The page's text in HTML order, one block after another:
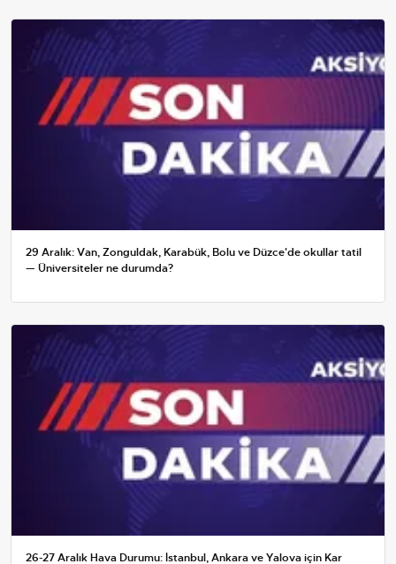
29 Aralık: Van, Zonguldak, Karabük, Bolu ve Düzce'de okullar tatil
— Üniversiteler ne durumda?
26-27 Aralık Hava Durumu: İstanbul, Ankara ve Yalova için Kar